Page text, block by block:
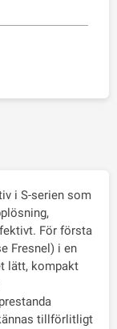
i S-serien som
För första
Fresnel) i en
lätt, kompakt
tillförlitligt